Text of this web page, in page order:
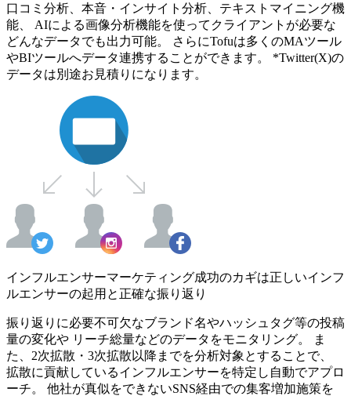
口コミ分析、本音・インサイト分析、テキストマイニング機
能、 AIによる画像分析機能を使ってクライアントが必要な
どんなデータでも出力可能。 さらにTofuは多くのMAツール
やBIツールへデータ連携することができます。 *Twitter(X)の
データは別途お見積りになります。
インフルエンサーマーケティング成功のカギは正しいインフ
ルエンサーの起用と正確な振り返り
振り返りに必要不可欠なブランド名やハッシュタグ等の投稿
量の変化や リーチ総量などのデータをモニタリング。 ま
た、2次拡散・3次拡散以降までを分析対象とすることで、
拡散に貢献しているインフルエンサーを特定し自動でアプロ
ーチ。 他社が真似をできないSNS経由での集客増加施策を